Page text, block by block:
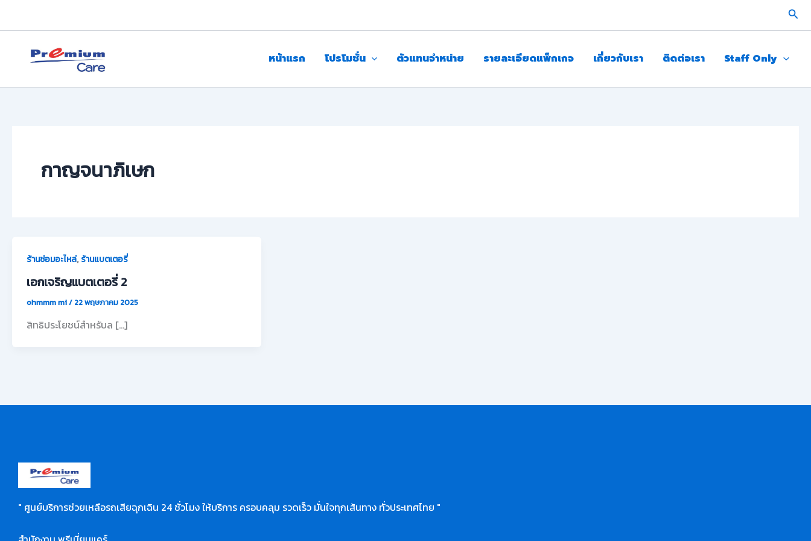
หน้าแรก โปรโมชั่น ตัวแทนจำหน่าย รายละเอียดแพ็กเกจ เกี่ยวกับเรา ติดต่อเรา Staff Only
กาญจนาภิเษก
ร้านซ่อมอะไหล่,ร้านแบตเตอรี่
เอกเจริญแบตเตอรี่ 2
ohmmm mi/ 22 พฤษภาคม 2025
สิทธิประโยชน์สำหรับล […]
" ศูนย์บริการช่วยเหลือรถเสียฉุกเฉิน 24 ชั่วโมง ให้บริการ ครอบคลุม รวดเร็ว มั่นใจทุกเส้นทาง ทั่วประเทศไทย "